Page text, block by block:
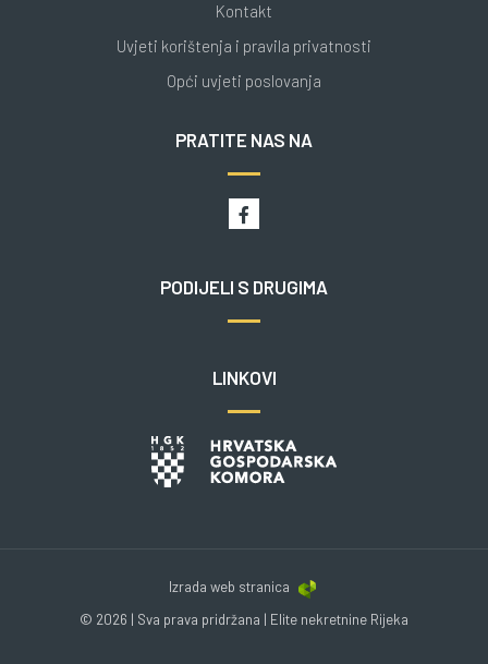
Kontakt
Uvjeti korištenja i pravila privatnosti
Opći uvjeti poslovanja
PRATITE NAS NA
PODIJELI S DRUGIMA
LINKOVI
Izrada web stranica
© 2026 | Sva prava pridržana | Elite nekretnine Rijeka